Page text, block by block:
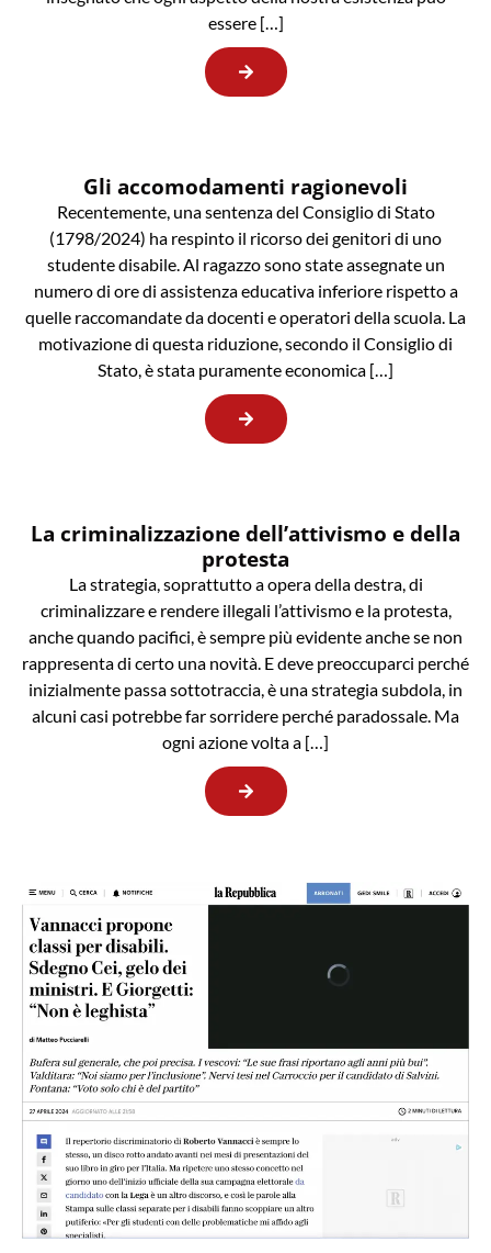
essere […]
Gli accomodamenti ragionevoli
Recentemente, una sentenza del Consiglio di Stato
(1798/2024) ha respinto il ricorso dei genitori di uno
studente disabile. Al ragazzo sono state assegnate un
numero di ore di assistenza educativa inferiore rispetto a
quelle raccomandate da docenti e operatori della scuola. La
motivazione di questa riduzione, secondo il Consiglio di
Stato, è stata puramente economica […]
La criminalizzazione dell’attivismo e della
protesta
La strategia, soprattutto a opera della destra, di
criminalizzare e rendere illegali l’attivismo e la protesta,
anche quando pacifici, è sempre più evidente anche se non
rappresenta di certo una novità. E deve preoccuparci perché
inizialmente passa sottotraccia, è una strategia subdola, in
alcuni casi potrebbe far sorridere perché paradossale. Ma
ogni azione volta a […]